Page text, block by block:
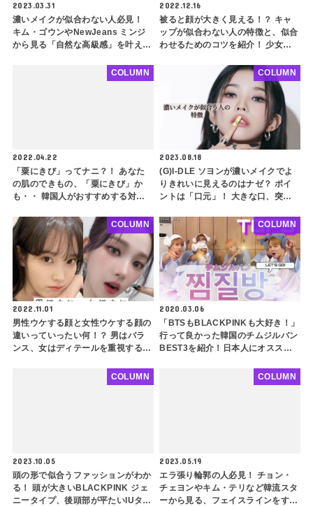
2023.03.31
濃いメイクが似合わない人必見！
キム・ゴウンやNewJeans ミンジ
から見る「自然な高級感」を叶える
ントーンメイクって何？ 10代にも
おすすめの大流行テクニックをご紹
2022.12.16
被ると顔が大きく見える！？ キャ
ップが似合わない人の特徴と、似合
わせるためのコツを紹介！ 少女時
合わない・・ その理由とは？
2022.04.22
「粟にきび」ってナニ？！ あなた
の肌のできもの、「粟にきび」か
も・・ 韓国人がおすすめする対策
COLUMN
2023.08.18
(G)I-DLE ソヨンが濃いメイクでよ
りきれいに見えるのはナゼ？ ポイ
ントは「口元」！ 大きな口、突出
クのポイントも紹介
COLUMN
2022.11.01
男性ウケする顔と女性ウケする顔の
違いっていったい何！？ 男はバラ
ンス、女はディテールを重視するっ
COLUMN
2020.03.06
「BTSもBLACKPINKも大好き！」
行って良かった韓国のチムジルバン
BEST3を紹介！日本人にオススメ
COLUMN
2023.10.05
頭の形で似合うファッションがわか
る！ 頭が大きいBLACKPINK ジェ
ニータイプ、後頭部が平たいIUタイ
COLUMN
2023.05.19
エラ張り輪郭の人必見！ チョン・
チェヨンやキム・テリなど韓流スタ
ーから見る、フェイスラインをすっ
COLUMN